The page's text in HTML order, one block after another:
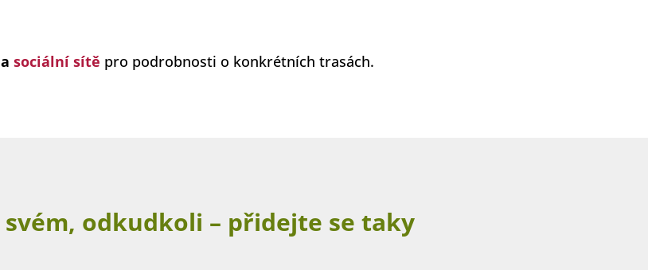
sociální sítě pro podrobnosti o konkrétních trasách.
svém, odkudkoli – přidejte se taky